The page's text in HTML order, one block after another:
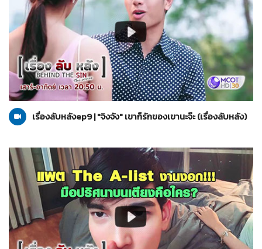
04-09-2564
เรื่องลับหลัง
เรื่องลับหลังep9 | "จิงจัง" เขาก็รักของเขานะจ๊ะ (เรื่องลับหลัง)